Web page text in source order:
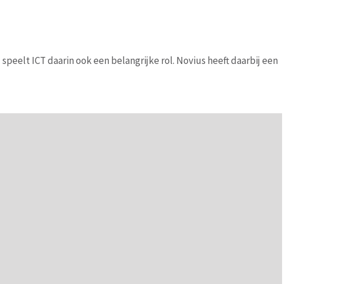
ICT daarin ook een belangrijke rol. Novius heeft daarbij een